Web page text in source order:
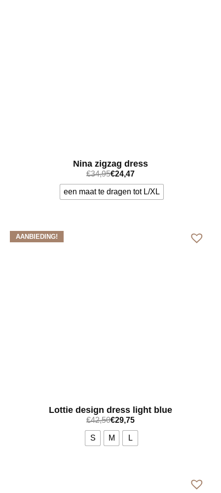
Nina zigzag dress
€34,95€24,47
een maat te dragen tot L/XL
AANBIEDING!
Lottie design dress light blue
€42,50€29,75
S M L